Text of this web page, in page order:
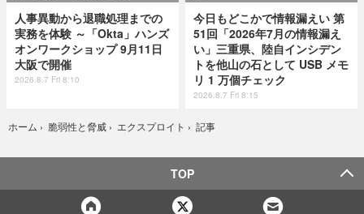
人事異動から退職処理までの
実務を体験 ～「Okta」ハンズ
オンワークショップ 9月11日
大阪で開催
2026.8.7 Fri 8:10
今日もどこかで情報漏えい 第
51回「2026年7月の情報漏え
い」三重県、陸自インシデン
トを他山の石として USB メモ
リ 1 万個チェック
2026.8.7 Fri 8:15
ホーム › 脆弱性と脅威 › エクスプロイト › 記事
TOP